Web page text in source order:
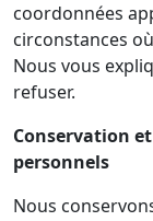
coordonnées
circonstances
Nous vous
refuser.
Conservation
personnels
Nous